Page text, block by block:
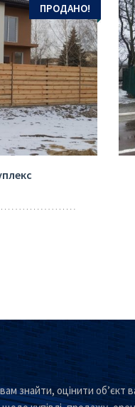
ПРОДАНО!
знайти, оцінити об’єкт